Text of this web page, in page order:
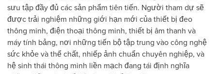
sưu tập đầy đủ các sản phẩm tiên tiến. Người tham dự sẽ
được trải nghiệm những giới hạn mới của thiết bị đeo
thông minh, điện thoại thông minh, thiết bị âm thanh và
máy tính bảng, nơi những tiến bộ tập trung vào công nghệ
sức khỏe và thể chất, nhiếp ảnh chuẩn chuyên nghiệp, và
hệ sinh thái thông minh liền mạch đang tái định nghĩa